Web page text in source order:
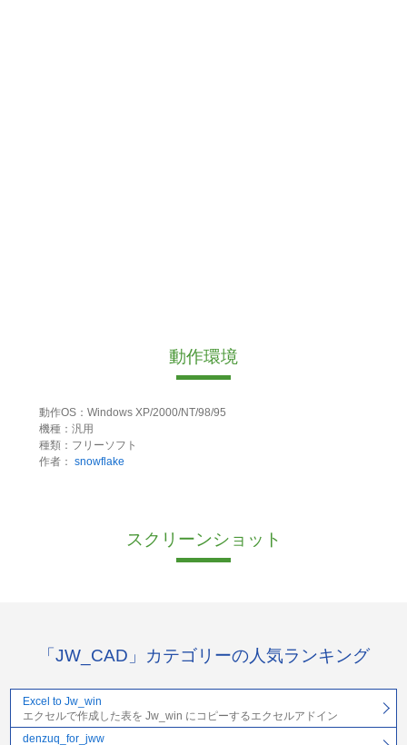
動作環境
動作OS：Windows XP/2000/NT/98/95
機種：汎用
種類：フリーソフト
作者： snowflake
スクリーンショット
「JW_CAD」カテゴリーの人気ランキング
Excel to Jw_win
エクセルで作成した表を Jw_win にコピーするエクセルアドイン
denzuq_for_jww